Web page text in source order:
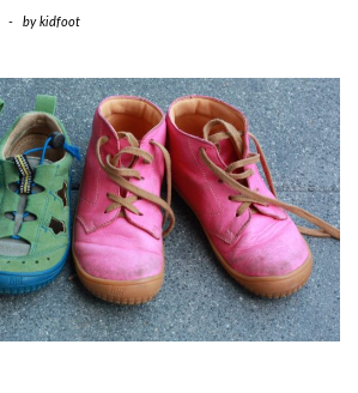
- bykidfoot